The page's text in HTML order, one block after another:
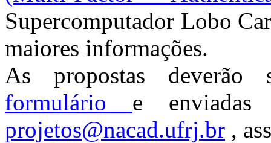
Supercomputador Lobo
maiores informações.
As propostas deverão
formulário
e enviadas
projetos@nacad.ufrj.br ,